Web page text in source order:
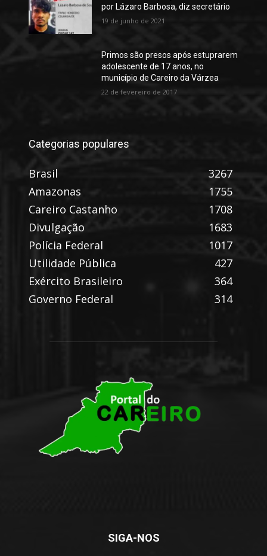
por Lázaro Barbosa, diz secretário
19 de junho de 2021
Primos são presos após estuprarem
adolescente de 17 anos, no
município de Careiro da Várzea
22 de fevereiro de 2017
Categorias populares
Brasil
3267
Amazonas
1755
Careiro Castanho
1708
Divulgação
1683
Polícia Federal
1017
Utilidade Pública
427
Exército Brasileiro
364
Governo Federal
314
SIGA-NOS